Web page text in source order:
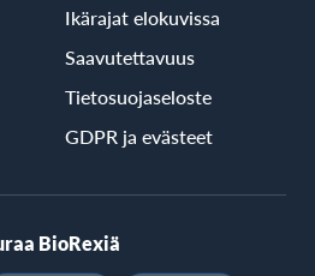
Ikärajat elokuvissa
Saavutettavuus
Tietosuojaseloste
GDPR ja evästeet
BioRexiä